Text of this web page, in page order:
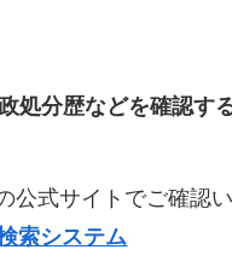
処分歴などを確認す
式サイトでご確認い
索システム